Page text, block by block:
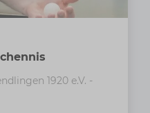
1920 e.V. -